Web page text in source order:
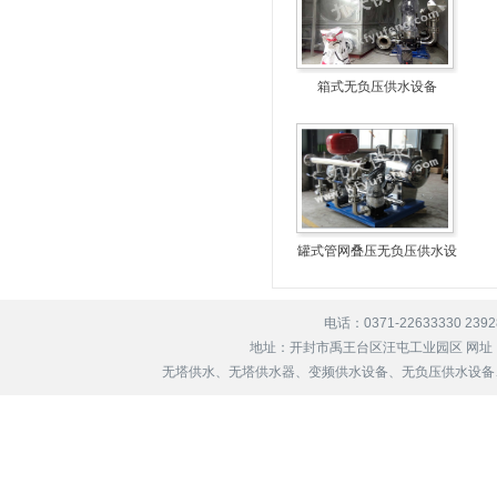
箱式无负压供水设备
罐式管网叠压无负压供水设
电话：0371-22633330
地址：开封市禹王台区汪屯工业园区 网址
无塔供水、无塔供水器、变频供水设备、无负压供水设